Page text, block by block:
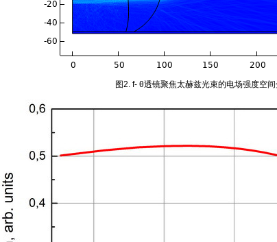
图2. f- θ透镜聚焦太赫兹光束的电场强度空